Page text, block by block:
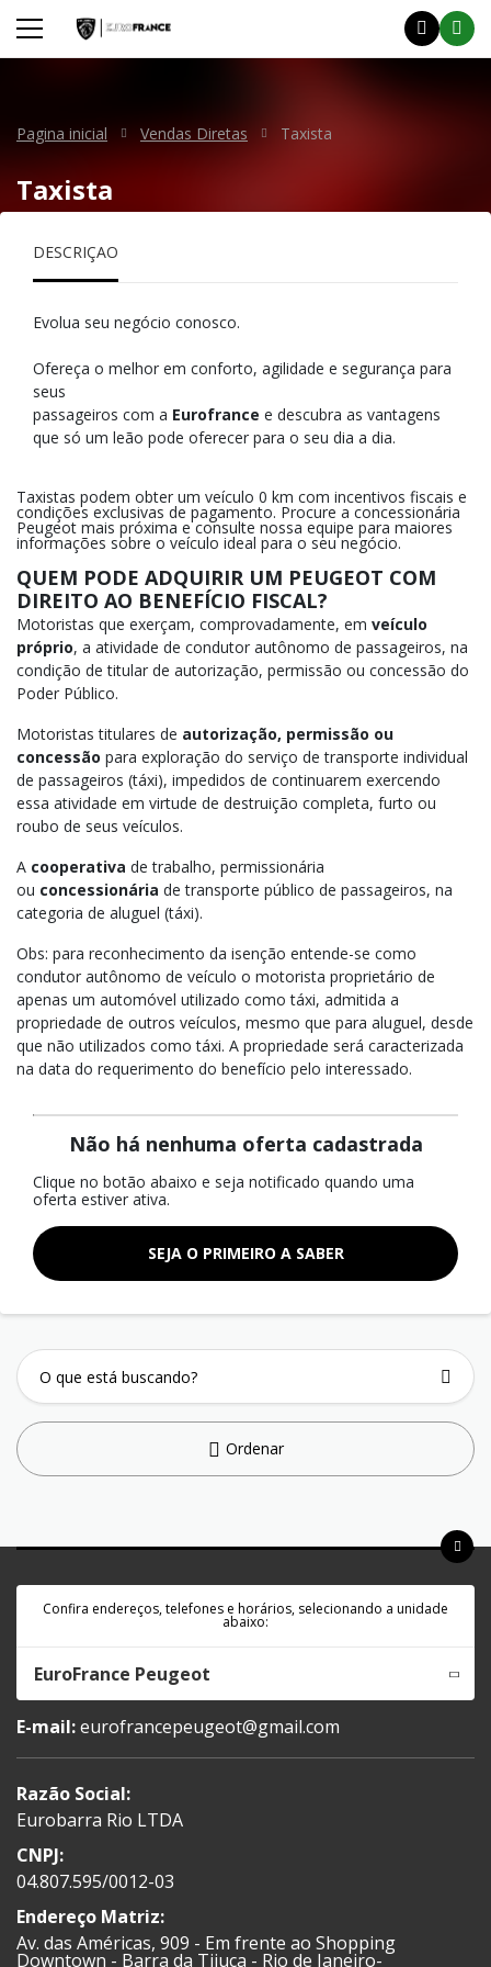
Pagina inicial Vendas Diretas Taxista
Taxista
DESCRIÇÃO
Evolua seu negócio conosco.
Ofereça o melhor em conforto, agilidade e segurança para
seus
passageiros com a Eurofrance e descubra as vantagens
que só um leão pode oferecer para o seu dia a dia.
Taxistas podem obter um veículo 0 km com incentivos fiscais e
condições exclusivas de pagamento. Procure a concessionária
Peugeot mais próxima e consulte nossa equipe para maiores
informações sobre o veículo ideal para o seu negócio.
QUEM PODE ADQUIRIR UM PEUGEOT COM
DIREITO AO BENEFÍCIO FISCAL?
Motoristas que exerçam, comprovadamente, em veículo
próprio, a atividade de condutor autônomo de passageiros, na
condição de titular de autorização, permissão ou concessão do
Poder Público.
Motoristas titulares de autorização, permissão ou
concessão para exploração do serviço de transporte individual
de passageiros (táxi), impedidos de continuarem exercendo
essa atividade em virtude de destruição completa, furto ou
roubo de seus veículos.
A cooperativa de trabalho, permissionária
ou concessionária de transporte público de passageiros, na
categoria de aluguel (táxi).
Obs: para reconhecimento da isenção entende-se como
condutor autônomo de veículo o motorista proprietário de
apenas um automóvel utilizado como táxi, admitida a
propriedade de outros veículos, mesmo que para aluguel, desde
que não utilizados como táxi. A propriedade será caracterizada
na data do requerimento do benefício pelo interessado.
Não há nenhuma oferta cadastrada
Clique no botão abaixo e seja notificado quando uma
oferta estiver ativa.
SEJA O PRIMEIRO A SABER
Ordenar
Confira endereços, telefones e horários, selecionando a unidade
abaixo:
EuroFrance Peugeot
E-mail:eurofrancepeugeot@gmail.com
Razão Social:
Eurobarra Rio LTDA
CNPJ:
04.807.595/0012-03
Endereço Matriz:
Av. das Américas, 909 - Em frente ao Shopping
Downtown - Barra da Tijuca - Rio de Janeiro-